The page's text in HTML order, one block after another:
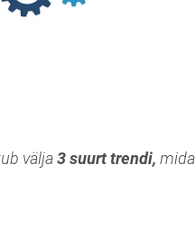
välja3 suurt trendi, mida